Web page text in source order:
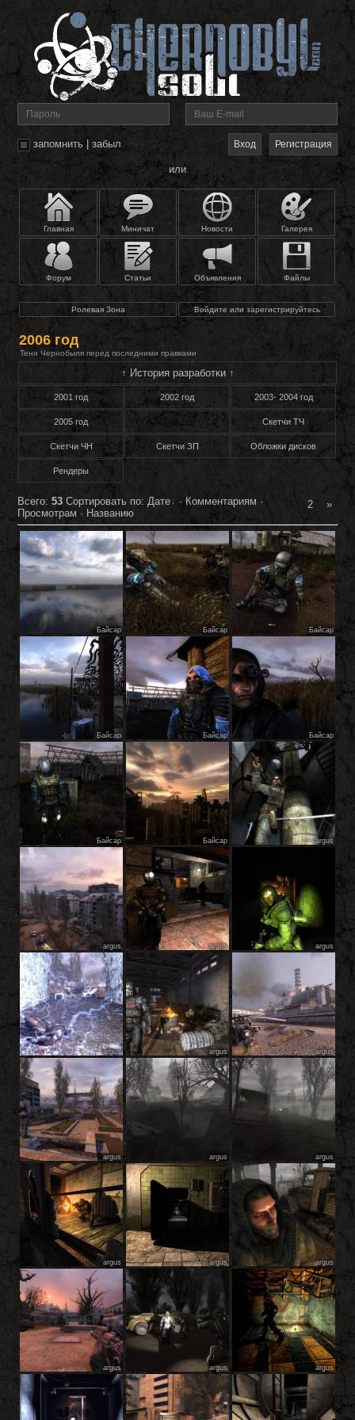
запомнить|забыл Регистрация
или
Главная
Форум
Миничат
Статьи
Новости
Объявления
Галерея
Файлы
Ролевая Зона Войдите или зарегистрируйтесь
2006 год
Тени Чернобыля перед последними правками
↑ История разработки ↑
2001 год 2002 год 2003- 2004 год
2005 год 2006 год Скетчи ТЧ
Скетчи ЧН Скетчи ЗП Обложки дисков
Рендеры
Всего:53 2 »
Сортировать по: Дате · Комментариям ·
Просмотрам · Названию
Байсар Байсар Байсар
Байсар Байсар Байсар
Байсар Байсар argus
argus argus argus
argus argus argus
argus argus argus
argus argus argus
argus argus argus